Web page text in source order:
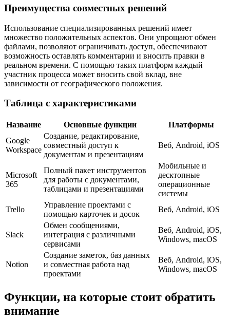
Преимущества совместных решений
Использование специализированных решений имеет
множество положительных аспектов. Они упрощают обмен
файлами, позволяют ограничивать доступ, обеспечивают
возможность оставлять комментарии и вносить правки в
реальном времени. С помощью таких платформ каждый
участник процесса может вносить свой вклад, вне
зависимости от географического положения.
Таблица с характеристиками
Название Основные функции
Платформы
Google
Workspace
Создание, редактирование,
совместный доступ к
документам и презентациям
Веб, Android, iOS
Microsoft
365
Полный пакет инструментов
для работы с документами,
таблицами и презентациями
Мобильные и
десктопные
операционные
системы
Trello
Управление проектами с
помощью карточек и досок
Веб, Android, iOS
Slack
Обмен сообщениями,
интеграция с различными
сервисами
Веб, Android, iOS,
Windows, macOS
Notion
Создание заметок, баз данных
и совместная работа над
проектами
Веб, Android, iOS,
Windows, macOS
Функции, на которые стоит обратить
внимание